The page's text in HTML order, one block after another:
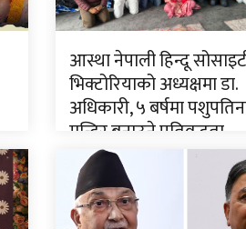
आस्था नेपाली हिन्दू
भिक्टोरियाको अध्यक्षमा डा.
अधिकारी, ५ बर्षमा
मन्दिर बनाउने प्रतिवद्धता